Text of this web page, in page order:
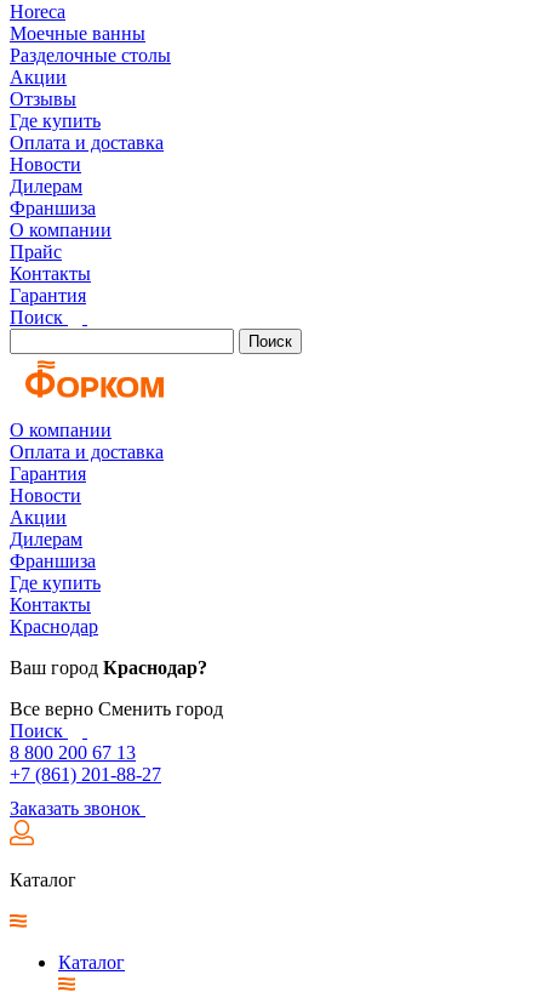
Horeca
Моечные ванны
Разделочные столы
Акции
Отзывы
Где купить
Оплата и доставка
Новости
Дилерам
Франшиза
О компании
Прайс
Контакты
Гарантия
Поиск
Поиск
О компании
Оплата и доставка
Гарантия
Новости
Акции
Дилерам
Франшиза
Где купить
Контакты
Краснодар
Ваш город Краснодар?
Все верно Сменить город
Поиск
8 800 200 67 13
+7 (861) 201-88-27
Заказать звонок
Каталог
Каталог